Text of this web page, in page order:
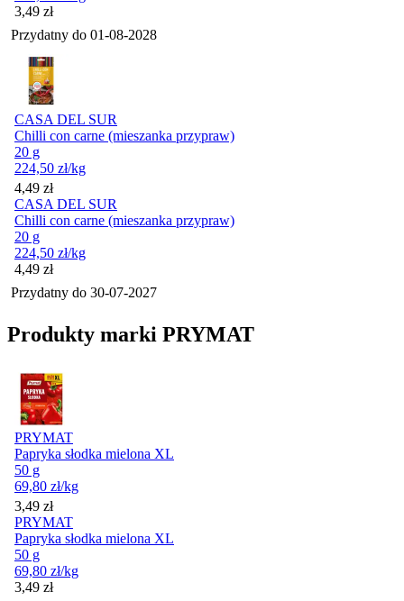
Cena
3,49 zł
Przydatny do 01-08-2028
CASA DEL SUR
Chilli con carne (mieszanka przypraw)
20 g
224,50 zł/kg
Cena
4,49 zł
CASA DEL SUR
Chilli con carne (mieszanka przypraw)
20 g
224,50 zł/kg
Cena
4,49 zł
Przydatny do 30-07-2027
Produkty marki PRYMAT
PRYMAT
Papryka słodka mielona XL
50 g
69,80 zł/kg
Cena
3,49 zł
PRYMAT
Papryka słodka mielona XL
50 g
69,80 zł/kg
Cena
3,49 zł